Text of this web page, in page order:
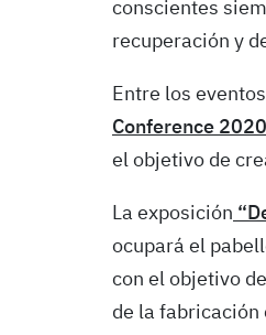
conscientes
recuperación y
Entre los
Conference 2020
el objetivo de
La exposición
ocupará el
con el objetivo
de la